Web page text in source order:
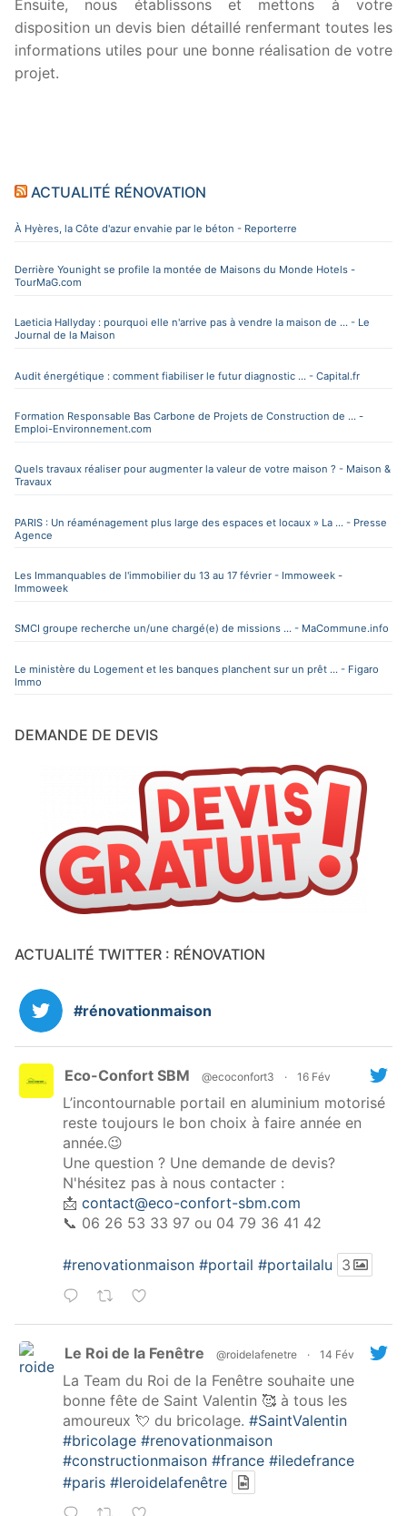
Ensuite, nous établissons et mettons à votre
disposition un devis bien détaillé renfermant toutes les
informations utiles pour une bonne réalisation de votre
projet.
ACTUALITÉ RÉNOVATION
À Hyères, la Côte d'azur envahie par le béton - Reporterre
Derrière Younight se profile la montée de Maisons du Monde Hotels -
TourMaG.com
Laeticia Hallyday : pourquoi elle n'arrive pas à vendre la maison de ... - Le
Journal de la Maison
Audit énergétique : comment fiabiliser le futur diagnostic ... - Capital.fr
Formation Responsable Bas Carbone de Projets de Construction de ... -
Emploi-Environnement.com
Quels travaux réaliser pour augmenter la valeur de votre maison ? - Maison &
Travaux
PARIS : Un réaménagement plus large des espaces et locaux » La ... - Presse
Agence
Les Immanquables de l'immobilier du 13 au 17 février - Immoweek -
Immoweek
SMCI groupe recherche un/une chargé(e) de missions ... - MaCommune.info
Le ministère du Logement et les banques planchent sur un prêt ... - Figaro
Immo
DEMANDE DE DEVIS
ACTUALITÉ TWITTER : RÉNOVATION
#rénovationmaison
Eco-Confort SBM @ecoconfort3 · 16 Fév
L’incontournable portail en aluminium motorisé
reste toujours le bon choix à faire année en
année.😉
Une question ? Une demande de devis?
N'hésitez pas à nous contacter :
📩 contact@eco-confort-sbm.com
📞 06 26 53 33 97 ou 04 79 36 41 42
#renovationmaison #portail #portailalu 3
Le Roi de la Fenêtre @roidelafenetre · 14 Fév
La Team du Roi de la Fenêtre souhaite une
bonne fête de Saint Valentin 🥰 à tous les
amoureux 💘 du bricolage. #SaintValentin
#bricolage #renovationmaison
#constructionmaison #france #iledefrance
#paris #leroidelafenêtre